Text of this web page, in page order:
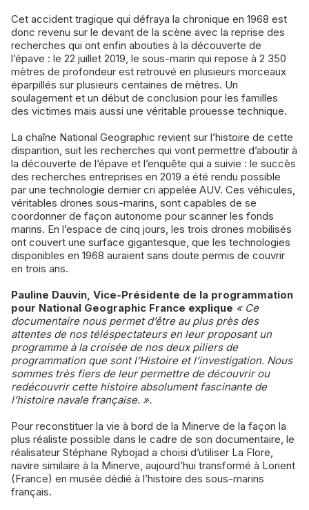
Cet accident tragique qui défraya la chronique en 1968 est
donc revenu sur le devant de la scène avec la reprise des
recherches qui ont enfin abouties à la découverte de
l’épave : le 22 juillet 2019, le sous-marin qui repose à 2 350
mètres de profondeur est retrouvé en plusieurs morceaux
éparpillés sur plusieurs centaines de mètres. Un
soulagement et un début de conclusion pour les familles
des victimes mais aussi une véritable prouesse technique.
La chaîne National Geographic revient sur l’histoire de cette
disparition, suit les recherches qui vont permettre d’aboutir à
la découverte de l’épave et l’enquête qui a suivie : le succès
des recherches entreprises en 2019 a été rendu possible
par une technologie dernier cri appelée AUV. Ces véhicules,
véritables drones sous-marins, sont capables de se
coordonner de façon autonome pour scanner les fonds
marins. En l’espace de cinq jours, les trois drones mobilisés
ont couvert une surface gigantesque, que les technologies
disponibles en 1968 auraient sans doute permis de couvrir
en trois ans.
Pauline Dauvin, Vice-Présidente de la programmation
pour National Geographic France explique « Ce
documentaire nous permet d’être au plus près des
attentes de nos téléspectateurs en leur proposant un
programme à la croisée de nos deux piliers de
programmation que sont l’Histoire et l’investigation. Nous
sommes très fiers de leur permettre de découvrir ou
redécouvrir cette histoire absolument fascinante de
l’histoire navale française. ».
Pour reconstituer la vie à bord de la Minerve de la façon la
plus réaliste possible dans le cadre de son documentaire, le
réalisateur Stéphane Rybojad a choisi d’utiliser La Flore,
navire similaire à la Minerve, aujourd’hui transformé à Lorient
(France) en musée dédié à l’histoire des sous-marins
français.